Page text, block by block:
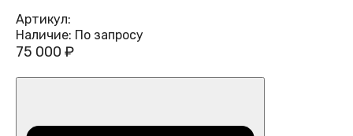
Артикул:
Наличие: По запросу
75 000 ₽